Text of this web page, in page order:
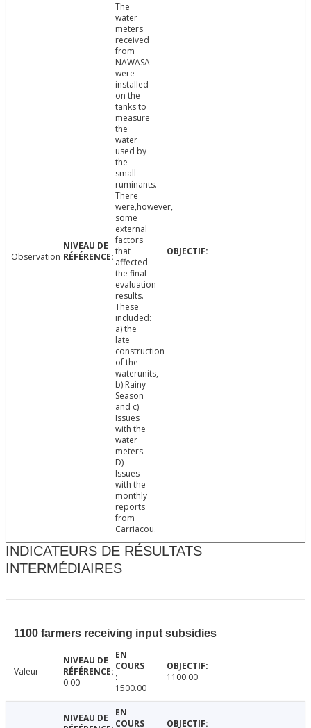
Observation
The
water
meters
received
from
NAWASA
were
installed
on the
tanks to
measure
the
water
used by
the
small
ruminants.
There
were,however,
some
external
factors
that
affected
the final
evaluation
results.
These
included:
a) the
late
construction
of the
waterunits,
b) Rainy
Season
and c)
Issues
with the
water
meters.
D)
Issues
with the
monthly
reports
from
Carriacou.
INDICATEURS DE RÉSULTATS
INTERMÉDIAIRES
1100 farmers receiving input subsidies
Valeur
0.00
1500.00
1100.00